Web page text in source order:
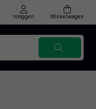
Inloggen Winkelwagen